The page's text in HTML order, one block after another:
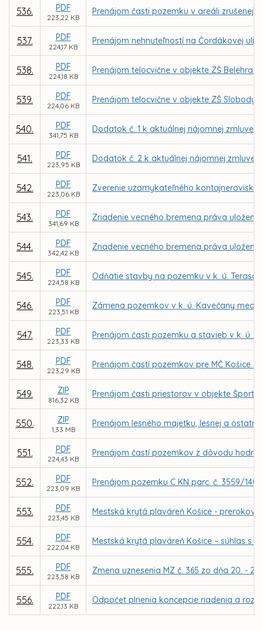
536. PDF
223,22 KB
Prenájom časti pozemku v areáli zrušenej
537. PDF
224,17 KB
Prenájom nehnuteľností na Čordákovej
538. PDF
224,18 KB
Prenájom telocvične v objekte ZŠ
539. PDF
224,06 KB
Prenájom telocvične v objekte ZŠ Slobody
540. PDF
341,75 KB
Dodatok č. 1 k aktuálnej nájomnej zmluve
541. PDF
223,95 KB
Dodatok č. 2 k aktuálnej nájomnej zmluve
542. PDF
223,06 KB
Zverenie uzamykateľného kontajneroviska
543. PDF
341,69 KB
Zriadenie vecného bremena práva
544. PDF
342,42 KB
Zriadenie vecného bremena práva
545. PDF
224,58 KB
Odňatie stavby na pozemku v k. ú. Terasa
546. PDF
223,51 KB
Zámena pozemkov v k. ú. Kavečany
547. PDF
223,33 KB
Prenájom časti pozemku a stavieb v k. ú.
548. PDF
223,29 KB
Prenájom častí pozemkov pre MČ Košice
549. ZIP
816,32 KB
Prenájom časti priestorov v objekte
550. ZIP
1,33 MB
Prenájom lesného majetku, lesnej a
551. PDF
224,43 KB
Prenájom častí pozemkov z dôvodu
552. PDF
223,09 KB
Prenájom pozemku C KN parc. č. 3559/
553. PDF
223,45 KB
Mestská krytá plaváreň Košice -
554. PDF
222,04 KB
Mestská krytá plaváreň Košice – súhlas s
555. PDF
223,58 KB
Zmena uznesenia MZ č. 365 zo dňa 20. -
556. PDF
222,13 KB
Odpočet plnenia koncepcie riadenia a